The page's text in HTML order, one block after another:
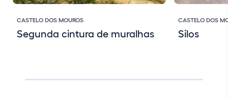
CASTELO DOS MOUROS
Segunda cintura de muralhas
CASTELO DOS
Silos